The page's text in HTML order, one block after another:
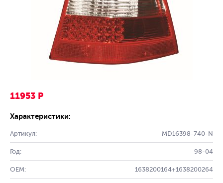
11953 Р
Характеристики:
Артикул: MD16398-740-N
Год: 98-04
OEM: 1638200164+1638200264